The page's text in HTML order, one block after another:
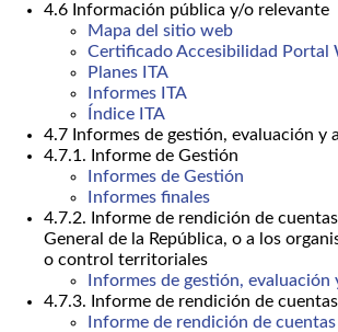
4.6 Información pública y/o relevante
Mapa del sitio web
Certificado Accesibilidad Portal
Planes ITA
Informes ITA
Índice ITA
4.7 Informes de gestión, evaluación y
4.7.1. Informe de Gestión
Informes de Gestión
Informes finales
4.7.2. Informe de rendición de
General de la República, o a los
o control territoriales
Informes de gestión, evaluación
4.7.3. Informe de rendición de
Informe de rendición de